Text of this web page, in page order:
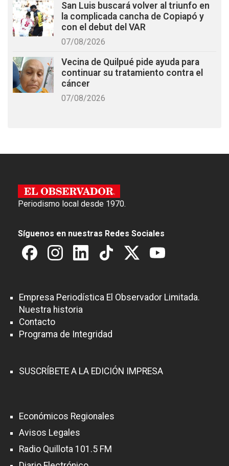
San Luis buscará volver al triunfo en
la complicada cancha de Copiapó y
con el debut del VAR
07/08/2026
Vecina de Quilpué pide ayuda para
continuar su tratamiento contra el
cáncer
07/08/2026
Periodismo local desde 1970.
Síguenos en nuestras Redes Sociales
Empresa Periodística El Observador Limitada.
Nuestra historia
Contacto
Programa de Integridad
SUSCRÍBETE A LA EDICIÓN IMPRESA
Económicos Regionales
Avisos Legales
Radio Quillota 101.5 FM